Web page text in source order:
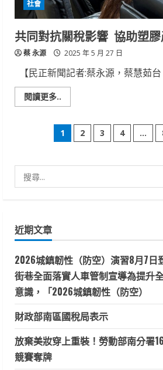
知
社會
共同對抗關稅影響 協助塑
蔡 永源 2025 年 5 月 27 日
【民正新聞記者:蔡永源，蔡慧茹台
閱讀更多..
more
同
對
抗
協
能
電
費
文
章
分
1 2 3 4 ...
尋
字:
近期文章
2026城鎮韌性（防空）演習8月7日
街巷全面落實人車管制宣導為提升
意識，「2026城鎮韌性（防空）
財政部南區國稅局表示
放棄美妝穿上重裝！勞動部南分署
競賽奪牌